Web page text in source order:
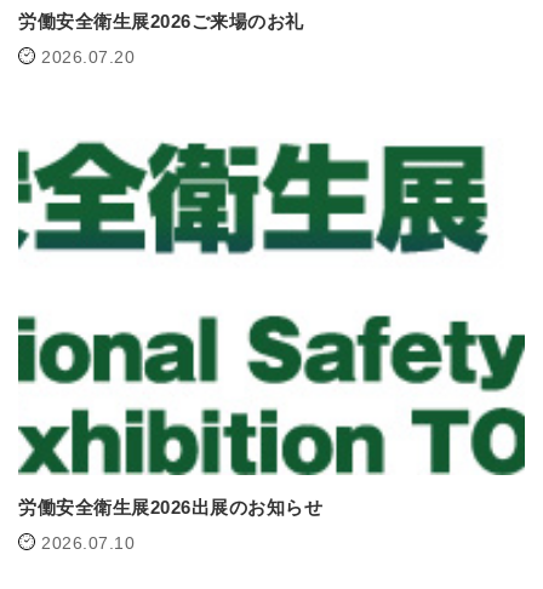
労働安全衛生展2026ご来場のお礼
2026.07.20
労働安全衛生展2026出展のお知らせ
2026.07.10